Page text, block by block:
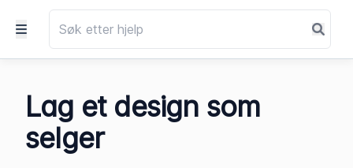
Lag et design som
selger